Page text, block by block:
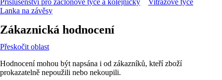
Příslušenství pro záclonové tyče a kolejničky
Vitrážové tyče
Lanka na závěsy
Zákaznická hodnocení
Přeskočit oblast
Hodnocení mohou být napsána i od zákazníků, kteří zboží
prokazatelně nepoužili nebo nekoupili.